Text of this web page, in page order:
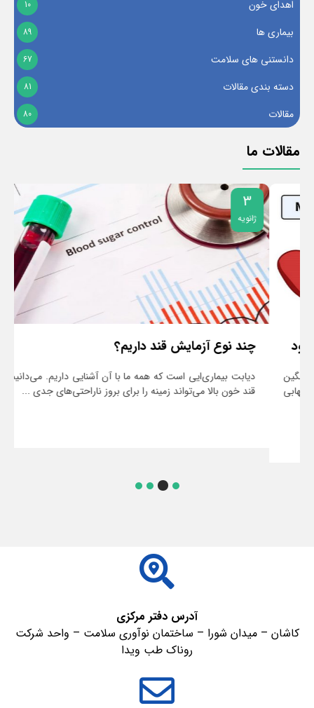
اهدای خون 10
بیماری ها 89
دانستنی های سلامت 67
دسته بندی مقالات 81
مقالات 80
مقالات ما
3
ژانویه
چند نوع آزمایش قند داریم؟
دیابت بیماری‌ایی است که همه ما با آن آشنایی داریم. می‌دانیم که
قند خون بالا می‌تواند زمینه را برای بروز ناراحتی‌های جدی ...
آدرس دفتر مرکزی
کاشان – میدان شورا – ساختمان نوآوری سلامت – واحد شرکت
روناک طب ویدا